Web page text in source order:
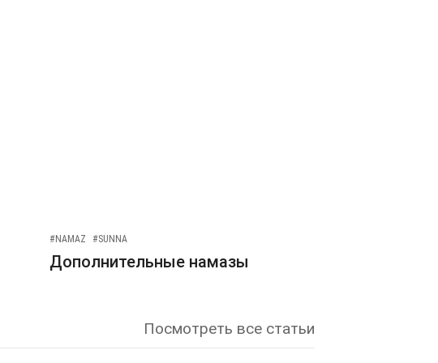
#NAMAZ #SUNNA
Дополнительные намазы
Посмотреть все статьи